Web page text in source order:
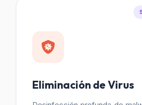
Eliminación de Virus